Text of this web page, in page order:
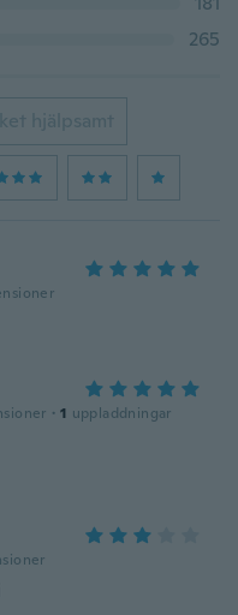
265
hjälpsamt
· 1 uppladdningar